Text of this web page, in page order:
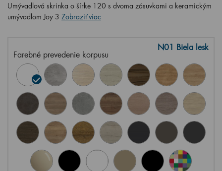
Umývadlová skrinka o šírke 120 s dvoma zásuvkami a keramickým
umývadlom Joy 3 Zobraziť viac
Farebné prevedenie korpusu
N01 Biela lesk